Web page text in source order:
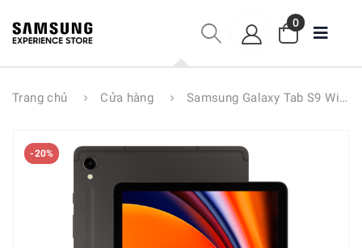
0
Trang chủ Cửa hàng Samsung Galaxy Tab S9 Wifi 8G|128GB
-20%